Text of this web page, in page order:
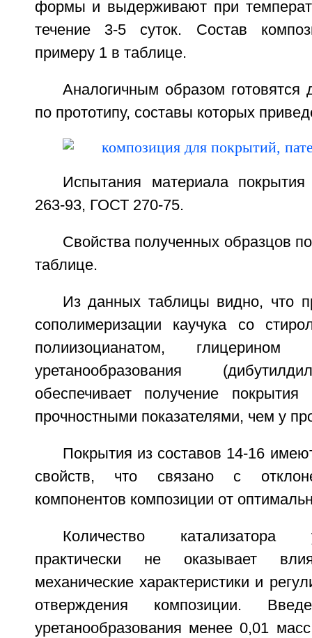
формы и выдерживают при
течение 3-5 суток. Состав
примеру 1 в таблице.
Аналогичным образом готовятся
по прототипу, составы которых
Испытания материала
263-93, ГОСТ 270-75.
Свойства полученных образцов
таблице.
Из данных таблицы видно, что
сополимеризации каучука со
полиизоцианатом, глицерином
уретанообразования
обеспечивает получение
прочностными показателями, чем у
Покрытия из составов 14-16
свойств, что связано с
компонентов композиции от
Количество катализатора
практически не оказывает
механические характеристики и
отверждения композиции.
уретанообразования менее 0,01